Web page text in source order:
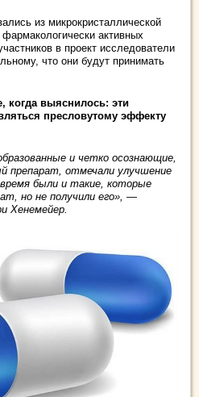
из микрокристаллической
активных
в проект исследователи
что они будут принимать
когда выяснилось: эти
пресловутому эффекту
и четко осознающие,
препарат, отмечали улучшение
были и такие, которые
но не получили его», —
Хенемейер.